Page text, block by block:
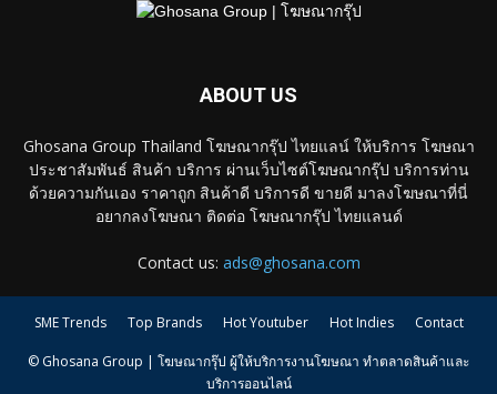
ABOUT US
Ghosana Group Thailand โฆษณากรุ๊ป ไทยแลน์ ให้บริการ โฆษณา
ประชาสัมพันธ์ สินค้า บริการ ผ่านเว็บไซต์โฆษณากรุ๊ป บริการท่าน
ด้วยความกันเอง ราคาถูก สินค้าดี บริการดี ขายดี มาลงโฆษณาที่นี่
อยากลงโฆษณา ติดต่อ โฆษณากรุ๊ป ไทยแลนด์
Contact us: ads@ghosana.com
SME Trends Top Brands Hot Youtuber Hot Indies Contact
© Ghosana Group | โฆษณากรุ๊ป ผู้ให้บริการงานโฆษณา ทำตลาดสินค้าและ
บริการออนไลน์